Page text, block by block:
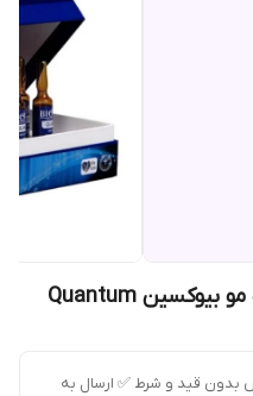
قید و شرط ✅ ارسال به